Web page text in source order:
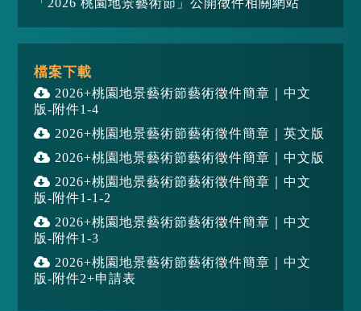
「2026 桃園地景藝術節」公開徵件相關網站
檔案下載
2026+桃園地景藝術節藝術徵件簡章｜中文
版-附件1-4
2026+桃園地景藝術節藝術徵件簡章｜英文版
2026+桃園地景藝術節藝術徵件簡章｜中文版
2026+桃園地景藝術節藝術徵件簡章｜中文
版-附件1-1-2
2026+桃園地景藝術節藝術徵件簡章｜中文
版-附件1-3
2026+桃園地景藝術節藝術徵件簡章｜中文
版-附件2+申請表